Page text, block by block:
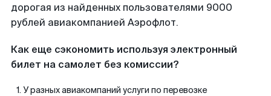
дорогая из найденных пользователями 9000
рублей авиакомпанией Аэрофлот.
Как еще сэкономить используя электронный
билет на самолет без комиссии?
У разных авиакомпаний услуги по перевозке